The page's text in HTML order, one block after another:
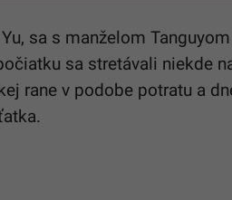
sa s manželom
sa stretávali niekde
rane v podobe potratu a